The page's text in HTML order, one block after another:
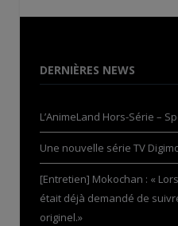
DERNIÈRES NEWS
L’AnimeLand Hors-Série –
Une nouvelle série TV
[Entretien] Mokochan : «
était déjà demandé de
originel.»